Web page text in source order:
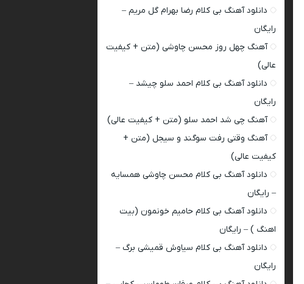
دانلود آهنگ بی کلام رضا بهرام گل مریم –
رایگان
آهنگ چهل روز محسن چاوشی (متن + کیفیت
عالی)
دانلود آهنگ بی کلام احمد سلو چیشد –
رایگان
آهنگ چی شد احمد سلو (متن + کیفیت عالی)
آهنگ وقتی رفت سوگند و سیجل (متن +
کیفیت عالی)
دانلود آهنگ بی کلام محسن چاوشی همسایه
– رایگان
دانلود آهنگ بی کلام حامیم خونمون (بیت
اهنگ ) – رایگان
دانلود آهنگ بی کلام سیاوش قمیشی برگ –
رایگان